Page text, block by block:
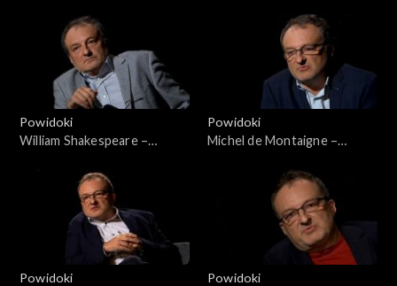
jego wrogowie”
Powidoki
William Shakespeare –
Powidoki
Michel de Montaigne –
Powidoki
Powidoki